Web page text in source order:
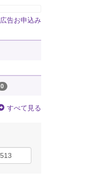
告お申込み
0
すべて見る